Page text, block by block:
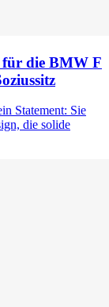
die BMW F
Statement: Sie
die solide